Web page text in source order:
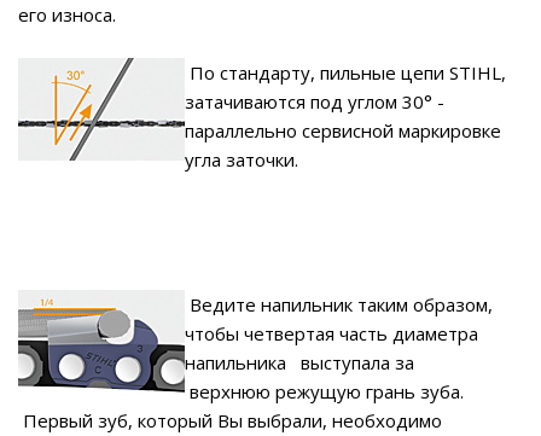
его износа.
По стандарту, пильные цепи STIHL,
затачиваются под углом 30° -
параллельно сервисной маркировке
угла заточки.
Ведите напильник таким образом,
чтобы четвертая часть диаметра
напильника выступала за
верхнюю режущую грань зуба.
Первый зуб, который Вы выбрали, необходимо